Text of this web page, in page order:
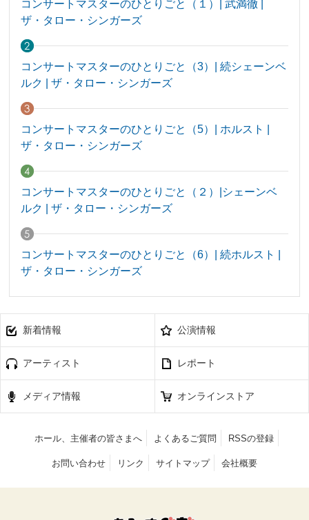
コンサートマスターのひとりごと（１）| 武満徹 |
ザ・タロー・シンガーズ
コンサートマスターのひとりごと（3）| 続シェーンベ
ルク | ザ・タロー・シンガーズ
コンサートマスターのひとりごと（5）| ホルスト |
ザ・タロー・シンガーズ
コンサートマスターのひとりごと（２）|シェーンベ
ルク | ザ・タロー・シンガーズ
コンサートマスターのひとりごと（6）| 続ホルスト |
ザ・タロー・シンガーズ
新着情報 公演情報
アーティスト レポート
メディア情報 オンラインストア
ホール、主催者の皆さまへ よくあるご質問 RSSの登録
お問い合わせ リンク サイトマップ 会社概要